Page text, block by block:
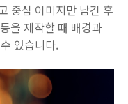
중심 이미지만 남긴 후
을 제작할 때 배경과
있습니다.